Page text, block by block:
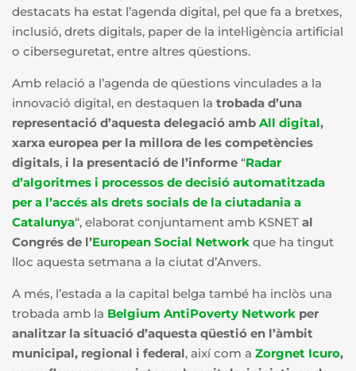
destacats ha estat l’agenda digital, pel que fa a bretxes,
inclusió, drets digitals, paper de la intel·ligència artificial
o ciberseguretat, entre altres qüestions.
Amb relació a l’agenda de qüestions vinculades a la
innovació digital, en destaquen la trobada d’una
representació d’aquesta delegació amb All digital,
xarxa europea per la millora de les competències
digitals, i la presentació de l’informe “Radar
d’algoritmes i processos de decisió automatitzada
per a l’accés als drets socials de la ciutadania a
Catalunya“, elaborat conjuntament amb KSNET al
Congrés de l’European Social Network que ha tingut
lloc aquesta setmana a la ciutat d’Anvers.
A més, l’estada a la capital belga també ha inclòs una
trobada amb la Belgium AntiPoverty Network per
analitzar la situació d’aquesta qüestió en l’àmbit
municipal, regional i federal, així com a Zorgnet Icuro,